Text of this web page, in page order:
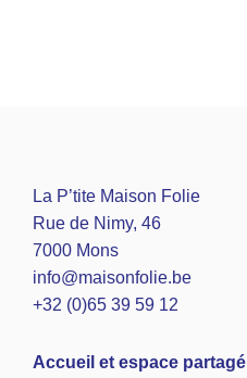
La P’tite Maison Folie
Rue de Nimy, 46
7000 Mons
info@maisonfolie.be
+32 (0)65 39 59 12
Accueil et espace partagé